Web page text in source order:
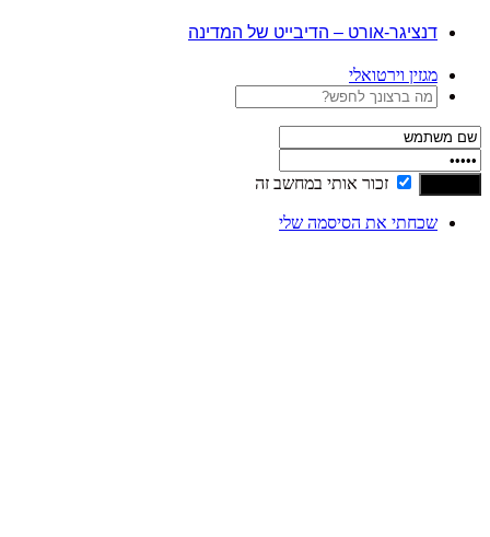
דנציגר-אורט – הדיבייט של המדינה
מגזין וירטואלי
זכור אותי במחשב זה
שכחתי את הסיסמה שלי